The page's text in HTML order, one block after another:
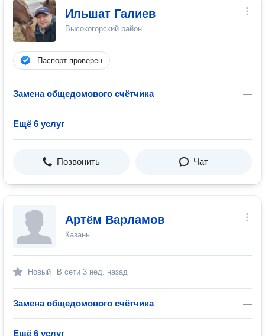
Ильшат Галиев
Высокогорский район
Паспорт проверен
Замена общедомового счётчика —
Ещё 6 услуг
Позвонить Чат
Артём Варламов
Казань
Новый В сети 3 нед. назад
Замена общедомового счётчика —
Ещё 6 услуг